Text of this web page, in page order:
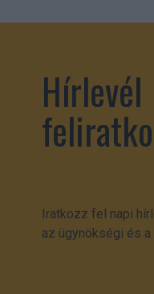
Hírlevél
Iratkozz fel napi
az ügynökségi és